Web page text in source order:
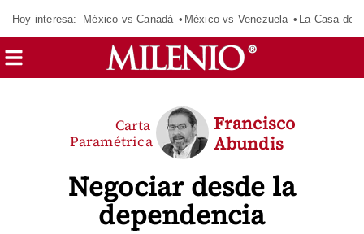
Hoy interesa: México vs Canadá México vs Venezuela La Casa de
Negociar desde la
dependencia
Carta
Paramétrica
Francisco
Abundis